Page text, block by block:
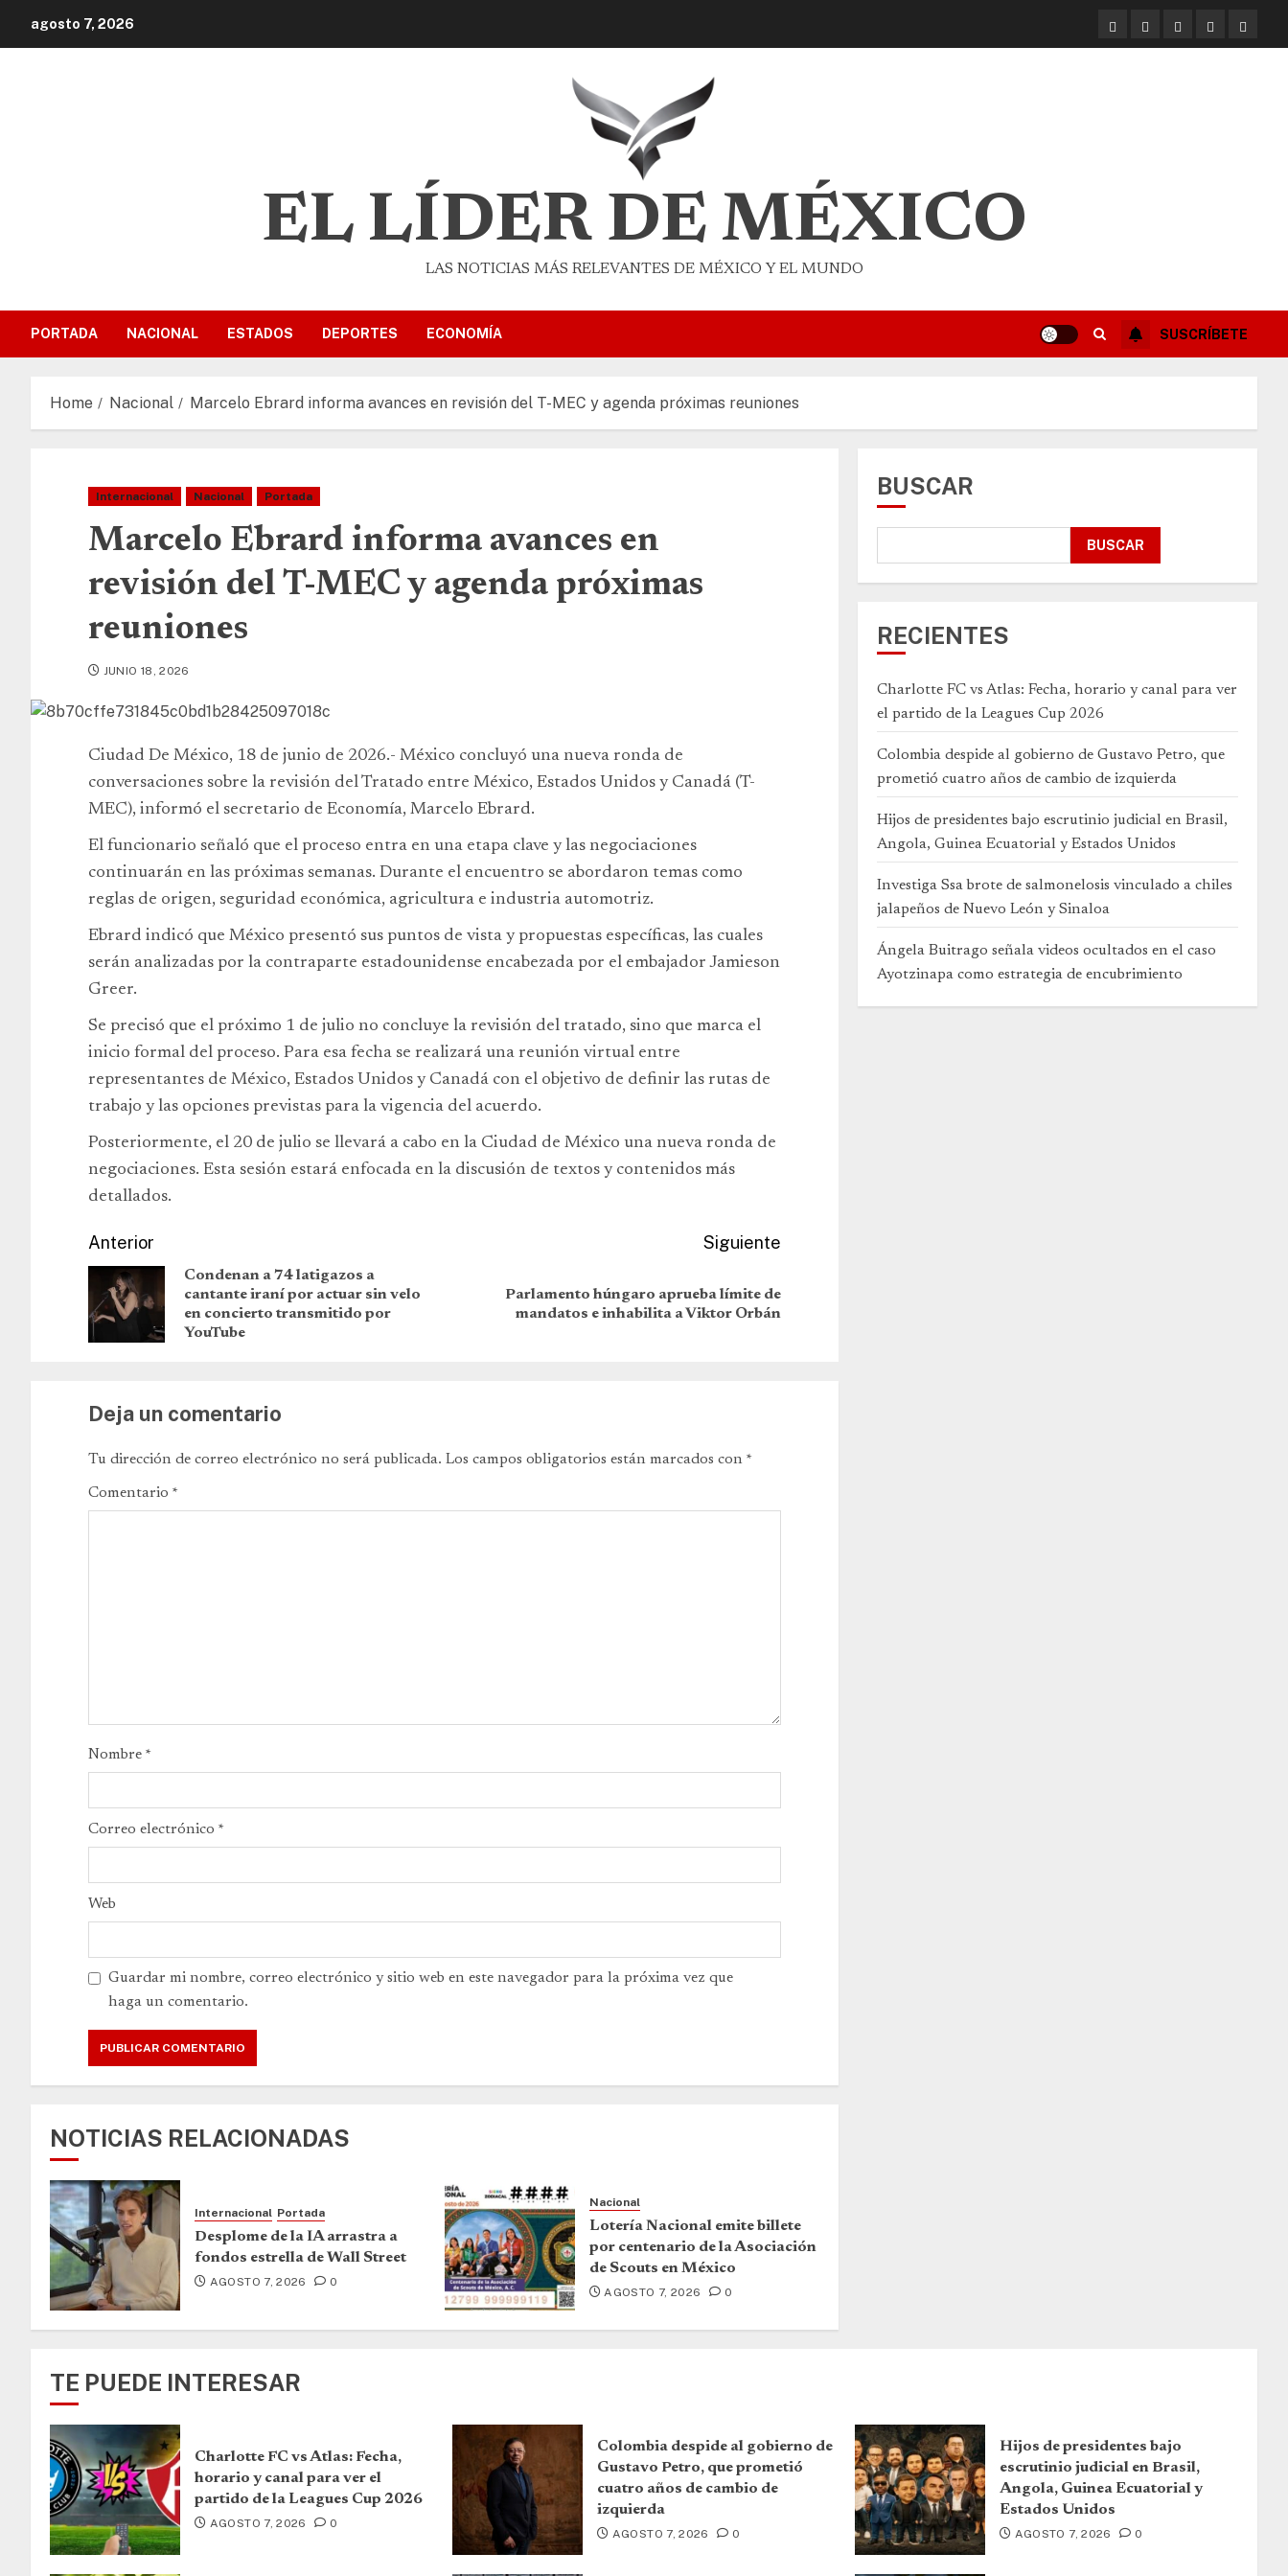
agosto 7, 2026
EL LÍDER DE MÉXICO
LAS NOTICIAS MÁS RELEVANTES DE MÉXICO Y EL MUNDO
PORTADA NACIONAL ESTADOS DEPORTES ECONOMÍA SUSCRÍBETE
Home Nacional Marcelo Ebrard informa avances en revisión del T-MEC y agenda próximas reuniones
Internacional Nacional Portada
Marcelo Ebrard informa avances en
revisión del T-MEC y agenda próximas
reuniones
JUNIO 18, 2026
Ciudad De México, 18 de junio de 2026.- México concluyó una nueva ronda de
conversaciones sobre la revisión del Tratado entre México, Estados Unidos y Canadá (T-
MEC), informó el secretario de Economía, Marcelo Ebrard.
El funcionario señaló que el proceso entra en una etapa clave y las negociaciones
continuarán en las próximas semanas. Durante el encuentro se abordaron temas como
reglas de origen, seguridad económica, agricultura e industria automotriz.
Ebrard indicó que México presentó sus puntos de vista y propuestas específicas, las cuales
serán analizadas por la contraparte estadounidense encabezada por el embajador Jamieson
Greer.
Se precisó que el próximo 1 de julio no concluye la revisión del tratado, sino que marca el
inicio formal del proceso. Para esa fecha se realizará una reunión virtual entre
representantes de México, Estados Unidos y Canadá con el objetivo de definir las rutas de
trabajo y las opciones previstas para la vigencia del acuerdo.
Posteriormente, el 20 de julio se llevará a cabo en la Ciudad de México una nueva ronda de
negociaciones. Esta sesión estará enfocada en la discusión de textos y contenidos más
detallados.
Anterior
Condenan a 74 latigazos a
cantante iraní por actuar sin velo
en concierto transmitido por
YouTube
Siguiente
Parlamento húngaro aprueba límite de
mandatos e inhabilita a Viktor Orbán
Deja un comentario
Tu dirección de correo electrónico no será publicada. Los campos obligatorios están marcados con *
Comentario *
Nombre *
Correo electrónico *
Web
Guardar mi nombre, correo electrónico y sitio web en este navegador para la próxima vez que
haga un comentario.
NOTICIAS RELACIONADAS
Internacional Portada
Desplome de la IA arrastra a
fondos estrella de Wall Street
AGOSTO 7, 2026 0
Nacional
Lotería Nacional emite billete
por centenario de la Asociación
de Scouts en México
AGOSTO 7, 2026 0
BUSCAR
BUSCAR
RECIENTES
Charlotte FC vs Atlas: Fecha, horario y canal para ver
el partido de la Leagues Cup 2026
Colombia despide al gobierno de Gustavo Petro, que
prometió cuatro años de cambio de izquierda
Hijos de presidentes bajo escrutinio judicial en Brasil,
Angola, Guinea Ecuatorial y Estados Unidos
Investiga Ssa brote de salmonelosis vinculado a chiles
jalapeños de Nuevo León y Sinaloa
Ángela Buitrago señala videos ocultados en el caso
Ayotzinapa como estrategia de encubrimiento
TE PUEDE INTERESAR
Charlotte FC vs Atlas: Fecha,
horario y canal para ver el
partido de la Leagues Cup 2026
AGOSTO 7, 2026 0
Colombia despide al gobierno de
Gustavo Petro, que prometió
cuatro años de cambio de
izquierda
AGOSTO 7, 2026 0
Hijos de presidentes bajo
escrutinio judicial en Brasil,
Angola, Guinea Ecuatorial y
Estados Unidos
AGOSTO 7, 2026 0